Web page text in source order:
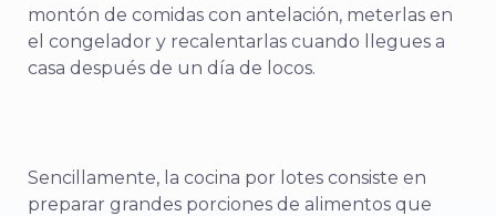
montón de comidas con antelación, meterlas en
el congelador y recalentarlas cuando llegues a
casa después de un día de locos.
Sencillamente, la cocina por lotes consiste en
preparar grandes porciones de alimentos que